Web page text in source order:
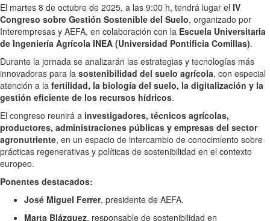
El martes 8 de octubre de 2025, a las 9:00 h, tendrá lugar el IV
Congreso sobre Gestión Sostenible del Suelo, organizado por
Interempresas y AEFA, en colaboración con la Escuela Universitaria
de Ingeniería Agrícola INEA (Universidad Pontificia Comillas).
Durante la jornada se analizarán las estrategias y tecnologías más
innovadoras para la sostenibilidad del suelo agrícola, con especial
atención a la fertilidad, la biología del suelo, la digitalización y la
gestión eficiente de los recursos hídricos.
El congreso reunirá a investigadores, técnicos agrícolas,
productores, administraciones públicas y empresas del sector
agronutriente, en un espacio de intercambio de conocimiento sobre
prácticas regenerativas y políticas de sostenibilidad en el contexto
europeo.
Ponentes destacados:
José Miguel Ferrer, presidente de AEFA.
Marta Blázquez, responsable de sostenibilidad en